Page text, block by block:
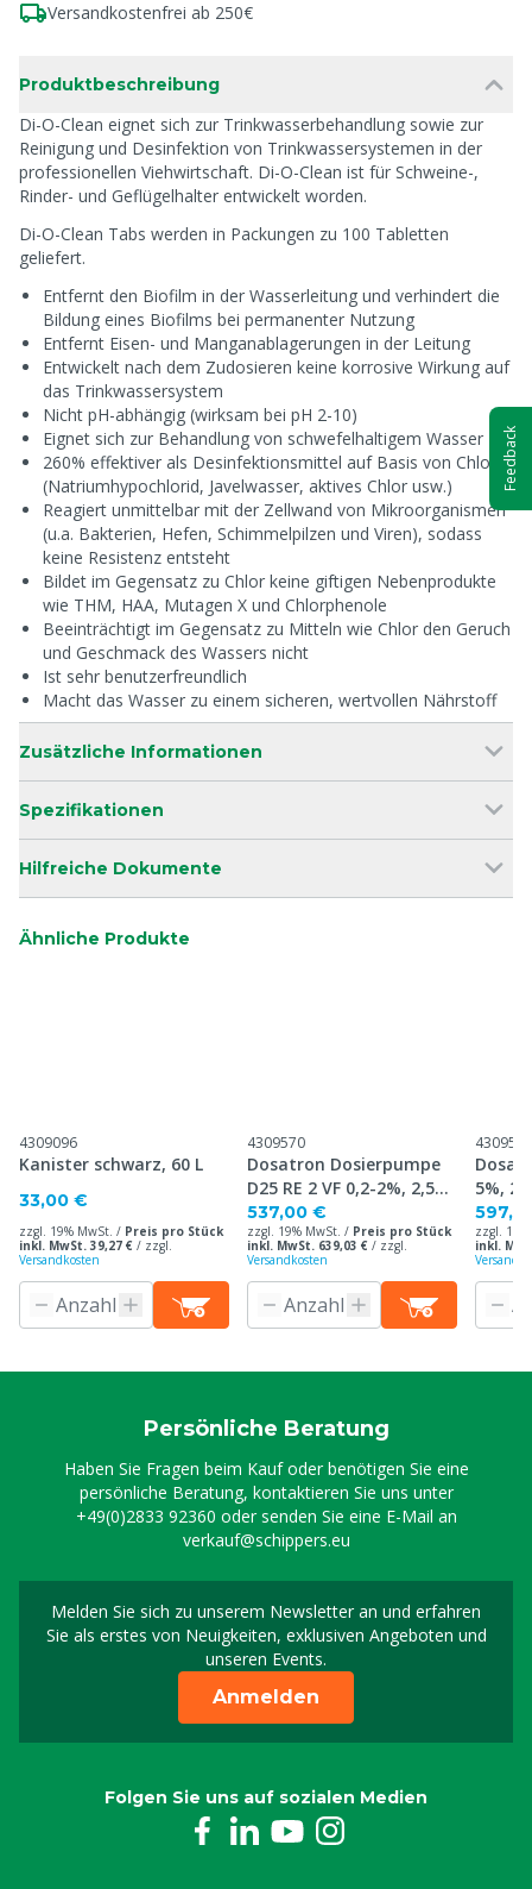
Versandkostenfrei ab 250€
Produktbeschreibung
Di-O-Clean eignet sich zur Trinkwasserbehandlung sowie zur
Reinigung und Desinfektion von Trinkwassersystemen in der
professionellen Viehwirtschaft. Di-O-Clean ist für Schweine-,
Rinder- und Geflügelhalter entwickelt worden.
Di-O-Clean Tabs werden in Packungen zu 100 Tabletten
geliefert.
Entfernt den Biofilm in der Wasserleitung und verhindert die
Bildung eines Biofilms bei permanenter Nutzung
Entfernt Eisen- und Manganablagerungen in der Leitung
Entwickelt nach dem Zudosieren keine korrosive Wirkung auf
das Trinkwassersystem
Nicht pH-abhängig (wirksam bei pH 2-10)
Eignet sich zur Behandlung von schwefelhaltigem Wasser
260% effektiver als Desinfektionsmittel auf Basis von Chlor
(Natriumhypochlorid, Javelwasser, aktives Chlor usw.)
Reagiert unmittelbar mit der Zellwand von Mikroorganismen
(u.a. Bakterien, Hefen, Schimmelpilzen und Viren), sodass
keine Resistenz entsteht
Bildet im Gegensatz zu Chlor keine giftigen Nebenprodukte
wie THM, HAA, Mutagen X und Chlorphenole
Beeinträchtigt im Gegensatz zu Mitteln wie Chlor den Geruch
und Geschmack des Wassers nicht
Ist sehr benutzerfreundlich
Macht das Wasser zu einem sicheren, wertvollen Nährstoff
Zusätzliche Informationen
Spezifikationen
Hilfreiche Dokumente
Ähnliche Produkte
4309096
Kanister schwarz, 60 L
33,00 €
zzgl. 19% MwSt. / Preis pro Stück
inkl. MwSt. 39,27 € / zzgl.
Versandkosten
4309570
Dosatron Dosierpumpe
D25 RE 2 VF 0,2-2%, 2,5
m³/St.
537,00 €
zzgl. 19% MwSt. / Preis pro Stück
inkl. MwSt. 639,03 € / zzgl.
Versandkosten
4309573
5%,
zzgl.
inkl.
Persönliche Beratung
Haben Sie Fragen beim Kauf oder benötigen Sie eine
persönliche Beratung, kontaktieren Sie uns unter
+49(0)2833 92360 oder senden Sie eine E-Mail an
verkauf@schippers.eu
Melden Sie sich zu unserem Newsletter an und erfahren
Sie als erstes von Neuigkeiten, exklusiven Angeboten und
unseren Events.
Melden Sie sich für
Anmelden
Folgen Sie uns auf sozialen Medien
Feedback